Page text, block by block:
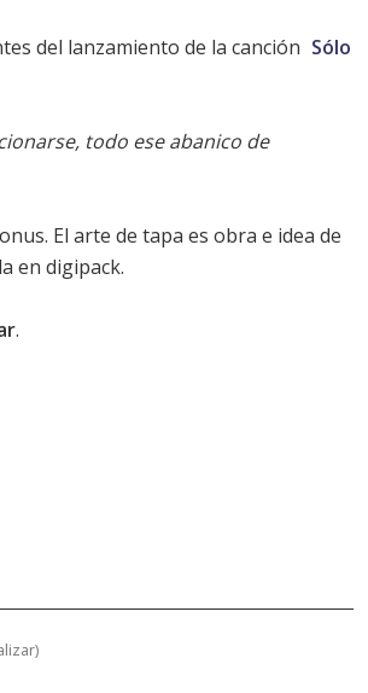
del lanzamiento de la canción Sólo
todo ese abanico de
El arte de tapa es obra e idea de
en digipack.
.
)